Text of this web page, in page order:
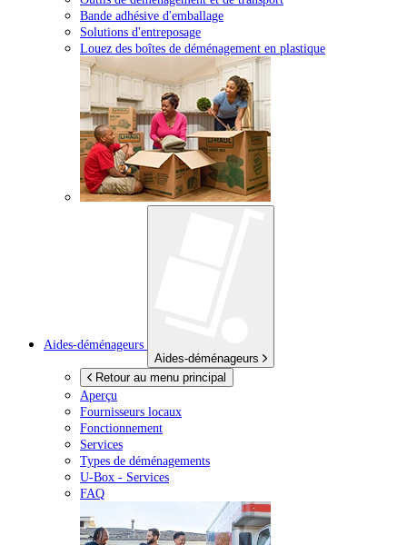
Bande adhésive d'emballage
Solutions d'entreposage
Louez des boîtes de déménagement en plastique
Aides-déménageurs
Aides-déménageurs
Retour au menu principal
Aperçu
Fournisseurs locaux
Fonctionnement
Services
Types de déménagements
U-Box - Services
FAQ